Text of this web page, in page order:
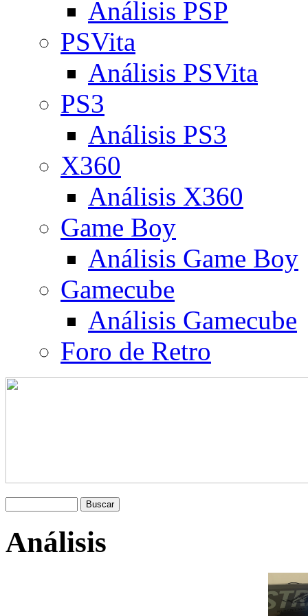
Análisis PSP
PSVita
Análisis PSVita
PS3
Análisis PS3
X360
Análisis X360
Game Boy
Análisis Game Boy
Gamecube
Análisis Gamecube
Foro de Retro
Análisis